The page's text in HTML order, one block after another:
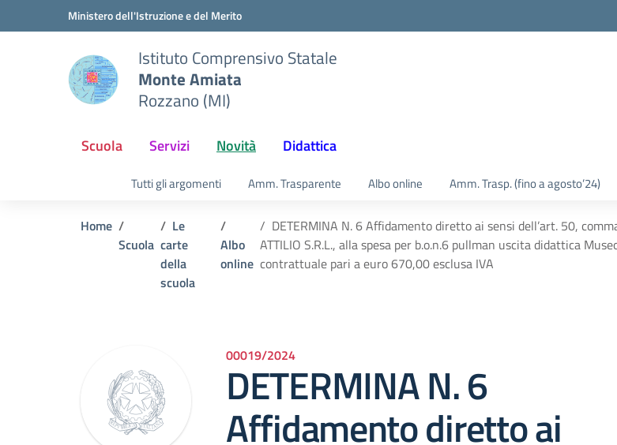
Vai ai contenuti
Vai al menu di navigazioneMinistero dell'Istruzione e del Merito
Istituto Comprensivo Statale
Monte Amiata
Rozzano (MI)
Scuola Servizi Novità Didattica
Tutti gli argomenti Amm. Trasparente Albo online Amm. Trasp. (fino a agosto’24)
Home
Scuola
Le
carte
della
scuola
Albo
online
DETERMINA N. 6 Affidamento diretto ai sensi dell’art. 50,
ATTILIO S.R.L., alla spesa per b.o.n.6 pullman uscita didattica
contrattuale pari a euro 670,00 esclusa IVA
00019/2024
DETERMINA N. 6
Affidamento diretto ai